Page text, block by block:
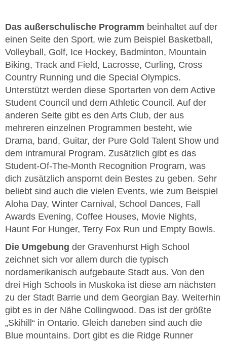
Das außerschulische Programm beinhaltet auf der
einen Seite den Sport, wie zum Beispiel Basketball,
Volleyball, Golf, Ice Hockey, Badminton, Mountain
Biking, Track and Field, Lacrosse, Curling, Cross
Country Running und die Special Olympics.
Unterstützt werden diese Sportarten von dem Active
Student Council und dem Athletic Council. Auf der
anderen Seite gibt es den Arts Club, der aus
mehreren einzelnen Programmen besteht, wie
Drama, band, Guitar, der Pure Gold Talent Show und
dem intramural Program. Zusätzlich gibt es das
Student-Of-The-Month Recognition Program, was
dich zusätzlich anspornt dein Bestes zu geben. Sehr
beliebt sind auch die vielen Events, wie zum Beispiel
Aloha Day, Winter Carnival, School Dances, Fall
Awards Evening, Coffee Houses, Movie Nights,
Haunt For Hunger, Terry Fox Run und Empty Bowls.
Die Umgebung der Gravenhurst High School
zeichnet sich vor allem durch die typisch
nordamerikanisch aufgebaute Stadt aus. Von den
drei High Schools in Muskoka ist diese am nächsten
zu der Stadt Barrie und dem Georgian Bay. Weiterhin
gibt es in der Nähe Collingwood. Das ist der größte
„Skihill“ in Ontario. Gleich daneben sind auch die
Blue mountains. Dort gibt es die Ridge Runner